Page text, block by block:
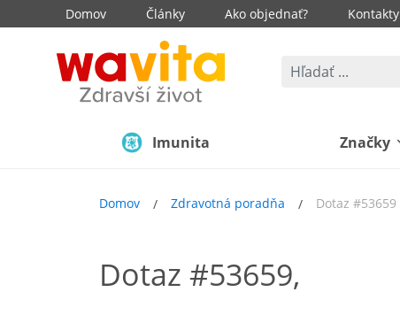
Domov Články Ako objednať? Kontakty
Imunita Značky
Domov Zdravotná poradňa Dotaz #53659
Dotaz #53659,